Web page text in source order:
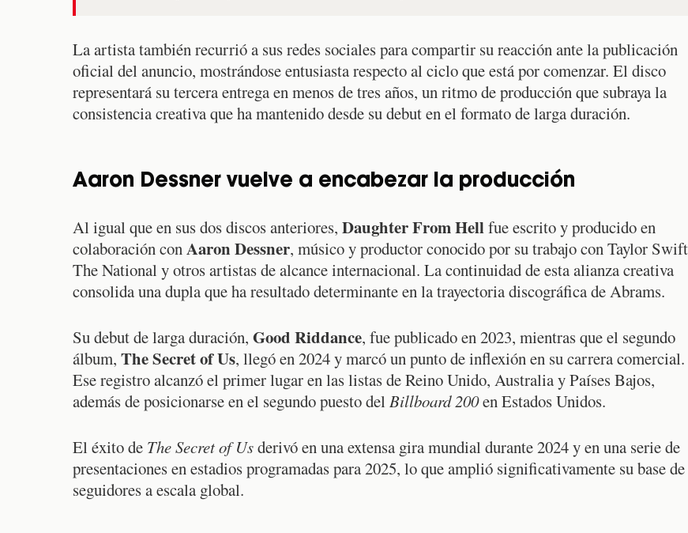
La artista también recurrió a sus redes sociales para compartir su reacción ante la publicación
oficial del anuncio, mostrándose entusiasta respecto al ciclo que está por comenzar. El disco
representará su tercera entrega en menos de tres años, un ritmo de producción que subraya la
consistencia creativa que ha mantenido desde su debut en el formato de larga duración.
Aaron Dessner vuelve a encabezar la producción
Al igual que en sus dos discos anteriores, Daughter From Hellfue escrito y producido en
colaboración conAaron Dessner, músico y productor conocido por su trabajo con Taylor
The National y otros artistas de alcance internacional. La continuidad de esta alianza creativa
consolida una dupla que ha resultado determinante en la trayectoria discográfica de Abrams.
Su debut de larga duración, Good Riddance, fue publicado en 2023, mientras que el segundo
álbum, The Secret of Us, llegó en 2024 y marcó un punto de inflexión en su carrera comercial.
Ese registro alcanzó el primer lugar en las listas de Reino Unido, Australia y Países Bajos,
además de posicionarse en el segundo puesto del Billboard 200en Estados Unidos.
El éxito de The Secret of Usderivó en una extensa gira mundial durante 2024 y en una serie de
presentaciones en estadios programadas para 2025, lo que amplió significativamente su base de
seguidores a escala global.